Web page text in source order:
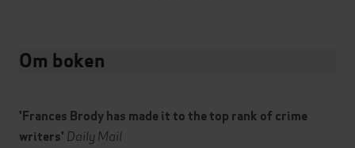
Om boken
'Frances Brody has made it to the top rank of crime
writers' Daily Mail